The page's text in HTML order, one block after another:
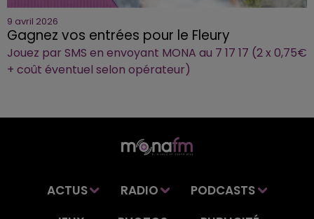
9 avril 2026
Gagnez vos entrées pour le Fleury
Jouez par SMS en envoyant MONA au 7 17 17 (2 x 0,75€
+ coût éventuel selon opérateur)
ACTUS RADIO
PODCASTS